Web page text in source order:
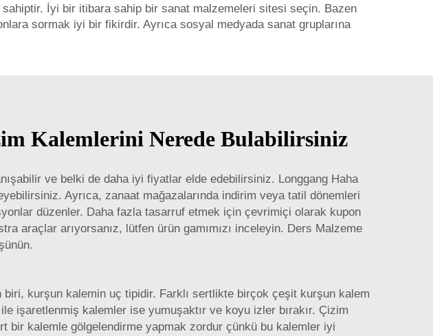
İyi bir itibara sahip bir sanat malzemeleri sitesi seçin. Bazen
sormak iyi bir fikirdir. Ayrıca sosyal medyada sanat gruplarına
Kalemlerini Nerede Bulabilirsiniz
ve belki de daha iyi fiyatlar elde edebilirsiniz. Longgang Haha
Ayrıca, zanaat mağazalarında indirim veya tatil dönemleri
düzenler. Daha fazla tasarruf etmek için çevrimiçi olarak kupon
araçlar arıyorsanız, lütfen ürün gamımızı inceleyin. Ders Malzeme
kurşun kalemin uç tipidir. Farklı sertlikte birçok çeşit kurşun kalem
işaretlenmiş kalemler ise yumuşaktır ve koyu izler bırakır. Çizim
bir kalemle gölgelendirme yapmak zordur çünkü bu kalemler iyi